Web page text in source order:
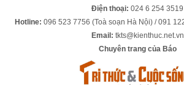
Điện thoại: 024 6 254 3519
Hotline: 096 523 7756 (Toà soạn Hà Nội) / 091
Email: tkts@kienthuc.net.vn
Chuyên trang của Báo